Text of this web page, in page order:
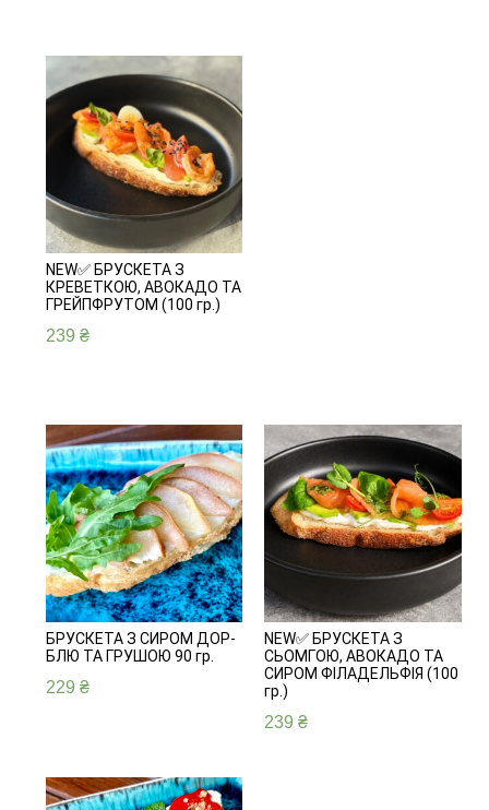
NEW✅ БРУСКЕТА З
КРЕВЕТКОЮ, АВОКАДО ТА
ГРЕЙПФРУТОМ (100 гр.)
239 ₴
NEW✅ БРУСКЕТА З
СЬОМГОЮ, АВОКАДО ТА
СИРОМ ФІЛАДЕЛЬФІЯ (100
гр.)
239₴
БРУСКЕТА З СИРОМ ДОР-
БЛЮ ТА ГРУШОЮ 90 гр.
229 ₴